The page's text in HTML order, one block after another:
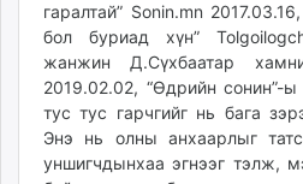
гаралтай” Sonin.mn
бол буриад хүн”
жанжин Д.Сүхбаатар
2019.02.02, “Өдрийн сонин”-
тус тус гарчгийг нь бага
Энэ нь олны анхаарлыг
уншигчдынхаа эгнээг тэлж,